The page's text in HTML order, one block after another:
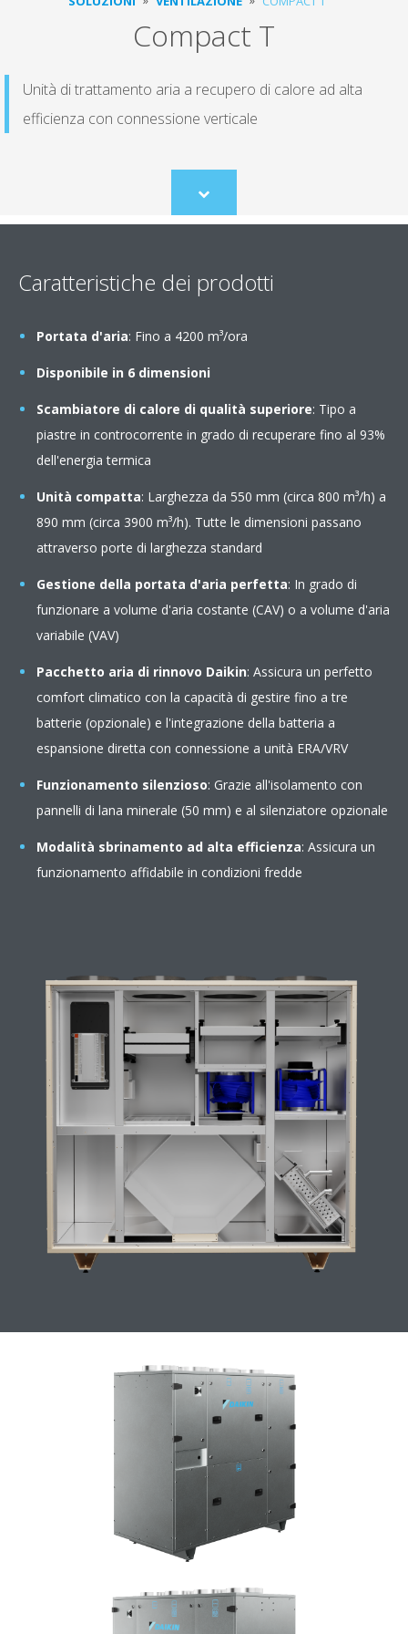
Compact T
Unità di trattamento aria a recupero di calore ad alta
efficienza con connessione verticale
Scroll
to
Caratteristiche dei prodotti
Portata d'aria: Fino a 4200 m³/ora
Disponibile in 6 dimensioni
Scambiatore di calore di qualità superiore: Tipo a
piastre in controcorrente in grado di recuperare fino al 93%
dell'energia termica
Unità compatta: Larghezza da 550 mm (circa 800 m³/h) a
890 mm (circa 3900 m³/h). Tutte le dimensioni passano
attraverso porte di larghezza standard
Gestione della portata d'aria perfetta: In grado di
funzionare a volume d'aria costante (CAV) o a volume d'aria
variabile (VAV)
Pacchetto aria di rinnovo Daikin: Assicura un perfetto
comfort climatico con la capacità di gestire fino a tre
batterie (opzionale) e l'integrazione della batteria a
espansione diretta con connessione a unità ERA/VRV
Funzionamento silenzioso: Grazie all'isolamento con
pannelli di lana minerale (50 mm) e al silenziatore opzionale
Modalità sbrinamento ad alta efficienza: Assicura un
funzionamento affidabile in condizioni fredde